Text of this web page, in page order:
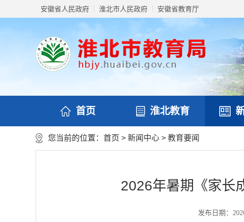
安徽省人民政府 淮北市人民政府 安徽省教育厅
首页 淮北教育
您当前的位置： 首页 > 新闻中心 > 教育要闻
2026年暑期《家长
发布日期：